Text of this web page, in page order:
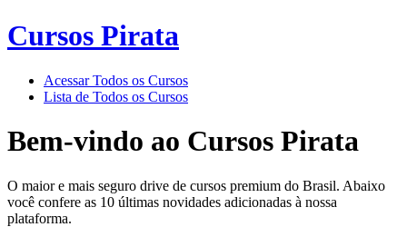
Cursos Pirata
Acessar Todos os Cursos
Lista de Todos os Cursos
Bem-vindo ao Cursos Pirata
O maior e mais seguro drive de cursos premium do Brasil. Abaixo
você confere as 10 últimas novidades adicionadas à nossa
plataforma.